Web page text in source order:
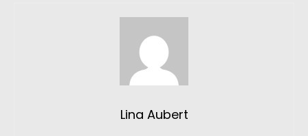
Lina Aubert